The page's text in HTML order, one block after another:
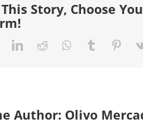
Story, Choose
TwitterLinkedIn
Reddit Whatsapp
Tumblr
Author: Olivo